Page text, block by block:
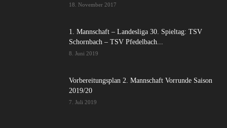
18. November 2017
1. Mannschaft – Landesliga 30. Spieltag: TSV
Schornbach – TSV Pfedelbach...
8. Juni 2019
Vorbereitungsplan 2. Mannschaft Vorrunde Saison
2019/20
7. Juli 2019